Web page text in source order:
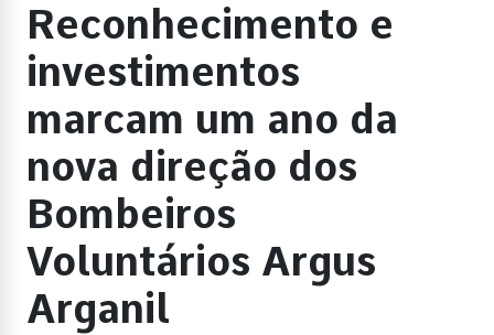
Reconhecimento e
investimentos
marcam um ano da
nova direção dos
Bombeiros
Voluntários Argus
Arganil